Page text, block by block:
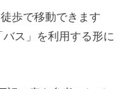
歩で移動できます
ス」を利用する形に